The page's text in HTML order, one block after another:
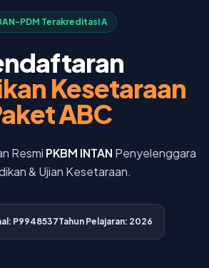
PDM Terakreditasi A
Kesetaraan
ABC
Resmi PKBM INTAN Penyelenggara
& Ujian Kesetaraan.
P9948537Tahun Pelajaran: 2026